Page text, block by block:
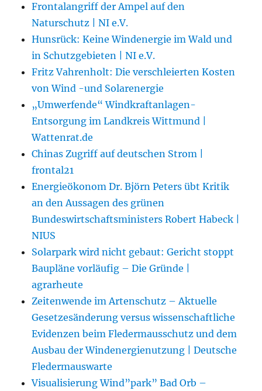
Frontalangriff der Ampel auf den
Naturschutz | NI e.V.
Hunsrück: Keine Windenergie im Wald und
in Schutzgebieten | NI e.V.
Fritz Vahrenholt: Die verschleierten Kosten
von Wind -und Solarenergie
„Umwerfende“ Windkraftanlagen-
Entsorgung im Landkreis Wittmund |
Wattenrat.de
Chinas Zugriff auf deutschen Strom |
frontal21
Energieökonom Dr. Björn Peters übt Kritik
an den Aussagen des grünen
Bundeswirtschaftsministers Robert Habeck |
NIUS
Solarpark wird nicht gebaut: Gericht stoppt
Baupläne vorläufig – Die Gründe |
agrarheute
Zeitenwende im Artenschutz – Aktuelle
Gesetzesänderung versus wissenschaftliche
Evidenzen beim Fledermausschutz und dem
Ausbau der Windenergienutzung | Deutsche
Fledermauswarte
Visualisierung Wind”park” Bad Orb –